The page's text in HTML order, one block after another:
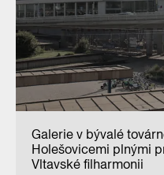
Galerie v bývalé
Holešovicemi plnými
Vltavské filharmonii